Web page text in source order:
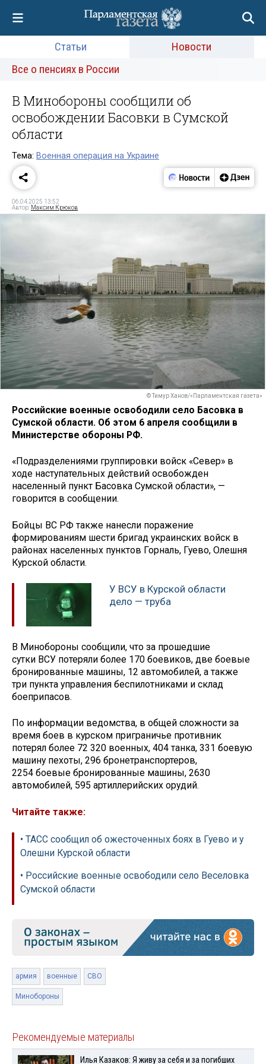
Статьи
Новости
Все о пенсиях в России
В Минобороны сообщили об
освобождении Басовки в Сумской
области
Тема: Военная операция на Украине
06.04.2025 13:52
Автор: Максим Крюков
© Тимур Ханов/«Парламентская газета»
Российские военные освободили село Басовка в
Сумской области. Об этом 6 апреля сообщили в
Министерстве обороны РФ.
«Подразделениями группировки войск «Север» в
ходе наступательных действий освобожден
населенный пункт Басовка Сумской области», —
говорится в сообщении.
Бойцы ВС РФ также нанесли поражение
формированиям шести бригад украинских войск в
районах населенных пунктов Горналь, Гуево, Олешня
Курской области.
У ВСУ в Курской области
дело — труба
В Минобороны сообщили, что за прошедшие
сутки ВСУ потеряли более 170 боевиков, две боевые
бронированные машины, 12 автомобилей, а также
три пункта управления беспилотниками и склад
боеприпасов.
По информации ведомства, в общей сложности за
время боев в курском приграничье противник
потерял более 72 320 военных, 404 танка, 331 боевую
машину пехоты, 296 бронетранспортеров,
2254 боевые бронированные машины, 2630
автомобилей, 595 артиллерийских орудий.
Читайте также:
• ТАСС сообщил об ожесточенных боях в Гуево и у
Олешни Курской области
• Российские военные освободили село Веселовка
Сумской области
армия военные СВО
Минобороны
Рекомендуемые материалы
Илья Казаков: Я живу за себя и за погибших